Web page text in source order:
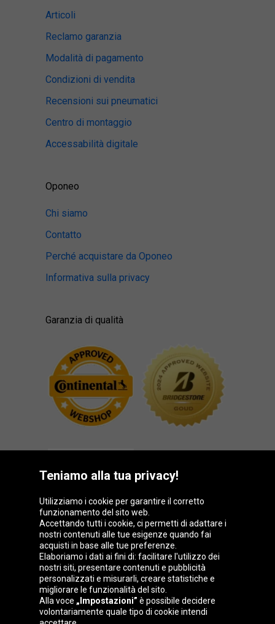
Articoli
Reclamo garanzia
Modalità di pagamento
Condizioni di vendita
Recensioni sui pneumatici
Centro di montaggio
Accessabilità digitale
Oponeo
Chi siamo
Contatto
Perché acquistare da Oponeo
Informativa sulla privacy
Garanzia di qualità
Gruppo Oponeo
Belgique
Česká
republika
Deutschland Éire
Teniamo alla tua privacy!
Utilizziamo i cookie per garantire il corretto
funzionamento del sito web.
Accettando tutti i cookie, ci permetti di adattare i
nostri contenuti alle tue esigenze quando fai
acquisti in base alle tue preferenze.
Elaboriamo i dati ai fini di: facilitare l'utilizzo dei
nostri siti, presentare contenuti e pubblicità
personalizzati e misurarli, creare statistiche e
migliorare le funzionalità del sito.
Alla voce „Impostazioni” è possibile decidere
volontariamente quale tipo di cookie intendi